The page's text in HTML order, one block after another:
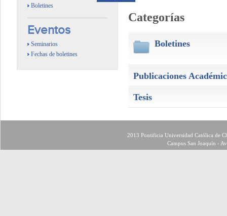
Boletines
Eventos
Seminarios
Fechas de boletines
Categorías
Boletines
Publicaciones
Tesis
2013 Pontificia Universidad Católica de
Campus San Joaquín -